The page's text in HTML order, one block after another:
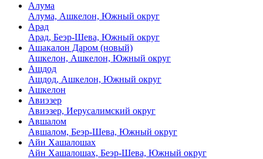
Алума
Алума, Ашкелон, Южный округ
Арад
Арад, Беэр-Шева, Южный округ
Ашакалон Даром (новый)
Ашкелон, Ашкелон, Южный округ
Ашдод
Ашдод, Ашкелон, Южный округ
Ашкелон
Авиэзер
Авиэзер, Иерусалимский округ
Авшалом
Авшалом, Беэр-Шева, Южный округ
Айн Хашалошах
Айн Хашалошах, Беэр-Шева, Южный округ